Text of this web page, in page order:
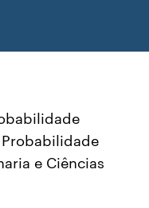
Probabilidade
e Ciências